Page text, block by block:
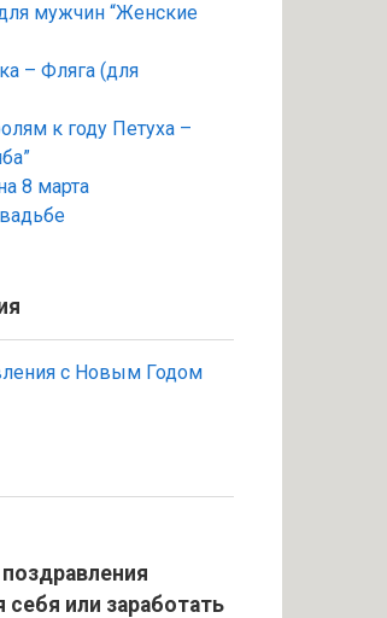
мужчин “Женские
– Фляга (для
к году Петуха –
8 марта
себя или заработать